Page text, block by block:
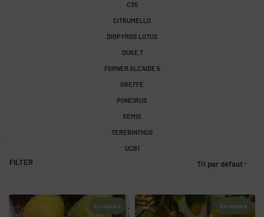
C35
CITRUMELLO
DIOPYROS LOTUS
DUKE 7
FORNER ALCAIDE 5
GREFFÉ
PONCIRUS
SEMIS
TEREBINTHUS
UCB1
Tri par défaut
FILTER
En rupture En rupture